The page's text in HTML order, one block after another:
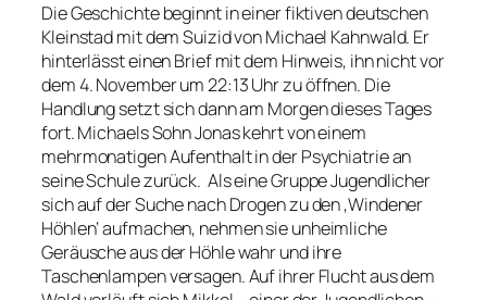
Die Geschichte beginnt in einer fiktiven deutschen
Kleinstad mit dem Suizid von Michael Kahnwald. Er
hinterlässt einen Brief mit dem Hinweis, ihn nicht vor
dem 4. November um 22:13 Uhr zu öffnen. Die
Handlung setzt sich dann am Morgen dieses Tages
fort. Michaels Sohn Jonas kehrt von einem
mehrmonatigen Aufenthalt in der Psychiatrie an
seine Schule zurück. Als eine Gruppe Jugendlicher
sich auf der Suche nach Drogen zu den ‚Windener
Höhlen‘ aufmachen, nehmen sie unheimliche
Geräusche aus der Höhle wahr und ihre
Taschenlampen versagen. Auf ihrer Flucht aus dem